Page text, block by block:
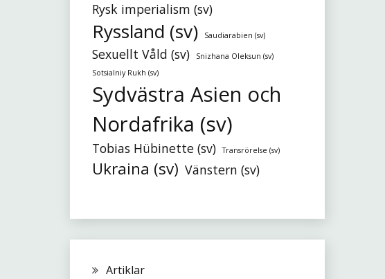
Rysk imperialism (sv)
Ryssland (sv) Saudiarabien (sv)
Sexuellt Våld (sv)
Snizhana Oleksun (sv)
Sotsialniy Rukh (sv)
Sydvästra Asien och
Nordafrika (sv)
Tobias Hübinette (sv) Transrörelse (sv)
Ukraina (sv) Vänstern (sv)
Artiklar